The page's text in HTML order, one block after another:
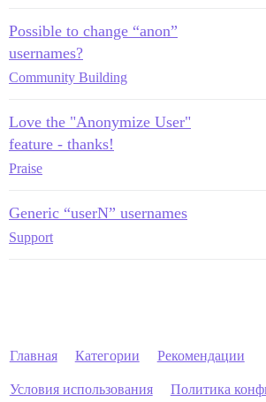
Possible to change “anon”
usernames?
Community Building
Love the "Anonymize User"
feature - thanks!
Praise
Generic “userN” usernames
Support
Главная Категории Рекомендации
Условия использования Политика